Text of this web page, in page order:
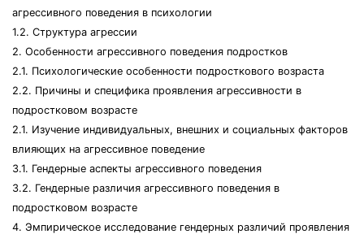
агрессивного поведения в психологии
1.2. Структура агрессии
2. Особенности агрессивного поведения подростков
2.1. Психологические особенности подросткового возраста
2.2. Причины и специфика проявления агрессивности в
подростковом возрасте
2.1. Изучение индивидуальных, внешних и социальных факторов
влияющих на агрессивное поведение
3.1. Гендерные аспекты агрессивного поведения
3.2. Гендерные различия агрессивного поведения в
подростковом возрасте
4. Эмпирическое исследование гендерных различий проявления